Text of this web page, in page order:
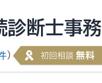
診断士
）